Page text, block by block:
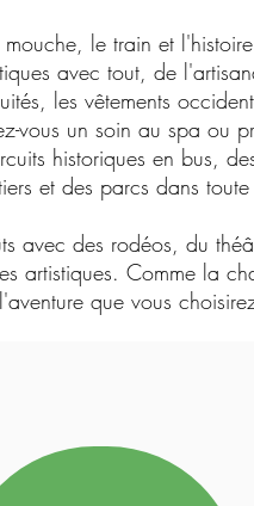
le train et
avec tout, de
les vêtements
vous un soin au spa ou
historiques en bus,
et des parcs dans
avec des rodéos, du
artistiques. Comme la
que vous